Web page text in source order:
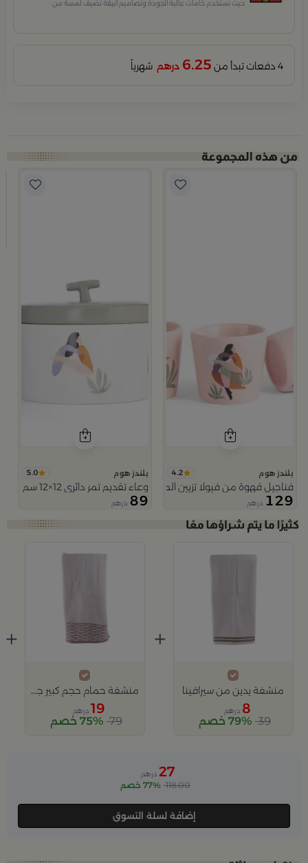
حيث نستخدم خامات عالية الجودة وتصاميم أنيقة تضيف لمسة من
4 دفعات تبدأ من 6.25 درهم شهرياً
بلندز هوم 4.2
فناجيل قهوة من فيولا تزيين المنتصف
129 درهم
بلندز هوم 5.0
وعاء تقديم تمر دائري 12×12 سم أبيض وأخضر من الخزف الحجري بغطاء من فيولا
89 درهم
منشفة يدين من سيرافينا
8 درهم
39 79% خصم
+
منشفة حمام حجم كبير جداً باللون الابيض و البني من امايا
19 درهم
79 75% خصم
+
27درهم
118.00 77% خصم
إضافة لسلة التسوق